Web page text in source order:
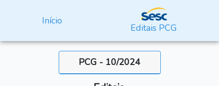
Início
Editais PCG
PCG - 10/2024